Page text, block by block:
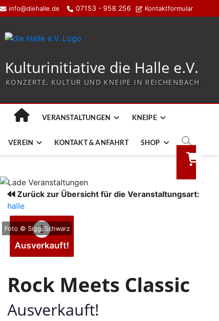
info@diehalle.de 07153 - 958 256 Kontaktformular
Kulturinitiative die Halle e.V.
KONZERTE, KULTUR UND KNEIPE IN REICHENBACH
VERANSTALTUNGEN KNEIPE
VEREIN KONTAKT & ANFAHRT SHOP
Zurück zur Übersicht für die Veranstaltungsart:
halle
Ausverkauft!
Foto © Siggi Schwarz
Rock Meets Classic
Ausverkauft!